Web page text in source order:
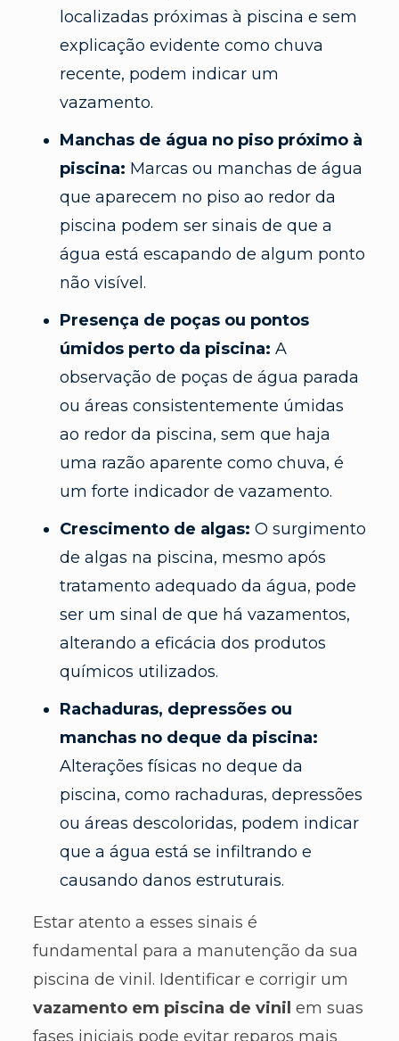
localizadas próximas à piscina e sem
explicação evidente como chuva
recente, podem indicar um
vazamento.
Manchas de água no piso próximo à
piscina: Marcas ou manchas de água
que aparecem no piso ao redor da
piscina podem ser sinais de que a
água está escapando de algum ponto
não visível.
Presença de poças ou pontos
úmidos perto da piscina: A
observação de poças de água parada
ou áreas consistentemente úmidas
ao redor da piscina, sem que haja
uma razão aparente como chuva, é
um forte indicador de vazamento.
Crescimento de algas: O surgimento
de algas na piscina, mesmo após
tratamento adequado da água, pode
ser um sinal de que há vazamentos,
alterando a eficácia dos produtos
químicos utilizados.
Rachaduras, depressões ou
manchas no deque da piscina:
Alterações físicas no deque da
piscina, como rachaduras, depressões
ou áreas descoloridas, podem indicar
que a água está se infiltrando e
causando danos estruturais.
Estar atento a esses sinais é
fundamental para a manutenção da sua
piscina de vinil. Identificar e corrigir um
vazamento em piscina de vinil em suas
fases iniciais pode evitar reparos mais